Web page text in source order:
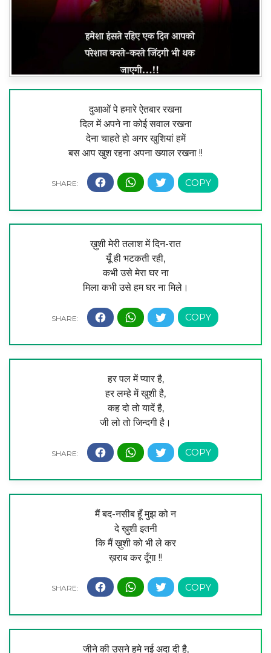
दुआओं पे हमारे ऐतबार रखना
दिल में अपने ना कोई सवाल रखना
देना चाहते हो अगर खुशियां हमें
बस आप खुश रहना अपना ख्याल रखना !!
ख़ुशी मेरी तलाश में दिन-रात
यूँ ही भटकती रही,
कभी उसे मेरा घर ना
मिला कभी उसे हम घर ना मिले।
हर पल में प्यार है,
हर लम्हे में खुशी है,
कह दो तो यादें है,
जी लो तो जिन्दगी है।
मैं बद-नसीब हूँ मुझ को न
दे ख़ुशी इतनी
कि मैं ख़ुशी को भी ले कर
ख़राब कर दूँगा !!
जीने की उसने हमे नई अदा दी है,